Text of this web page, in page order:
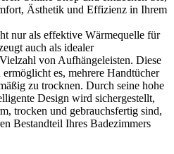
Ästhetik und Effizienz in Ihrem
nur als effektive Wärmequelle für
auch als idealer
von Aufhängeleisten. Diese
es, mehrere Handtücher
zu trocknen. Durch seine hohe
Design wird sichergestellt,
trocken und gebrauchsfertig sind,
Bestandteil Ihres Badezimmers